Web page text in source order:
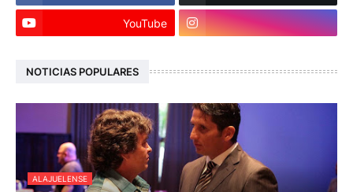
YouTube
NOTICIAS POPULARES
ALAJUELENSE